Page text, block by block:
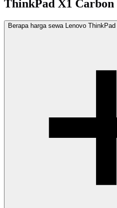
ThinkPad X1 Carbon
Berapa harga sewa Lenovo